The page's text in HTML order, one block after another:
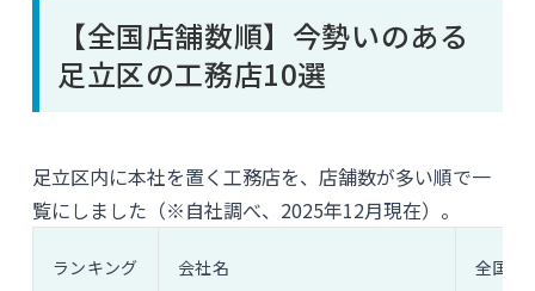
【全国店舗数順】今勢いのある
足立区の工務店10選
足立区内に本社を置く工務店を、店舗数が多い順で一
覧にしました（※自社調べ、2025年12月現在）。
ランキング 会社名 全国店